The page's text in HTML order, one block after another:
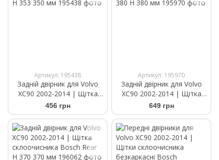
Артикул: 195438
Задній двірник для Volvo
XC90 2002-2014 | Щітка
склоочисника Bosch Rear
H 353 350 мм
456 грн
Артикул: 195970
Задній двірник для Volvo
XC90 2002-2014 | Щітка
склоочисника Bosch Rear A
380 H 380 мм
649 грн